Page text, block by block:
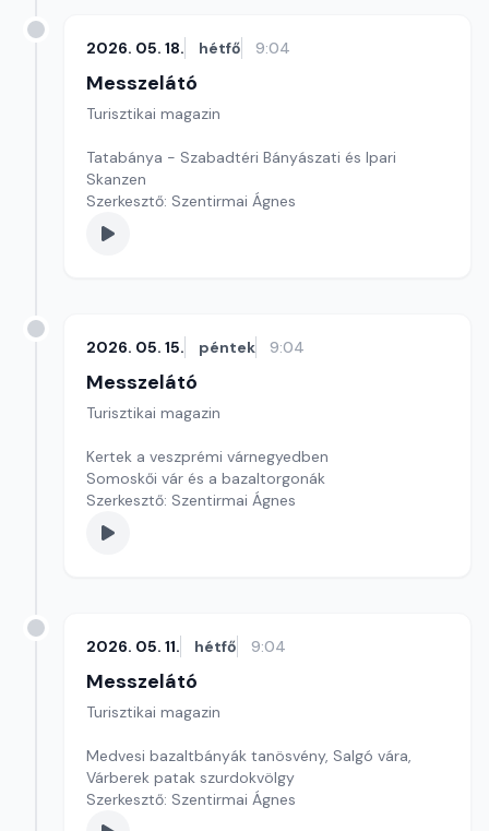
2026. 05. 18. hétfő 9:04
Messzelátó
Turisztikai magazin
Tatabánya - Szabadtéri Bányászati és Ipari
Skanzen
Szerkesztő: Szentirmai Ágnes
2026. 05. 15. péntek 9:04
Messzelátó
Turisztikai magazin
Kertek a veszprémi várnegyedben
Somoskői vár és a bazaltorgonák
Szerkesztő: Szentirmai Ágnes
2026. 05. 11. hétfő 9:04
Messzelátó
Turisztikai magazin
Medvesi bazaltbányák tanösvény, Salgó vára,
Várberek patak szurdokvölgy
Szerkesztő: Szentirmai Ágnes